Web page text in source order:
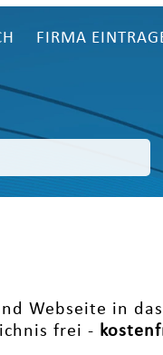
FIRMA
Webseite in
frei -